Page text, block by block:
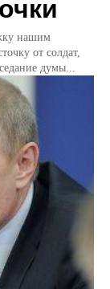
нашим
от солдат,
заседание думы...